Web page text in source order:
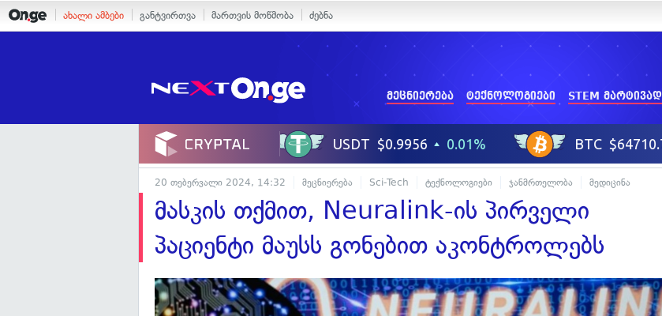
ახალი ამბები განტვირთვა მართვის მოწმობა ძებნა
მეცნიერება ტექნოლოგიები STEM მარტივად
20 თებერვალი 2024, 14:32 მეცნიერება Sci-Tech ტექნოლოგიები ჯანმრთელობა მედიცინა
მასკის თქმით, Neuralink-ის პირველი
პაციენტი მაუსს გონებით აკონტროლებს